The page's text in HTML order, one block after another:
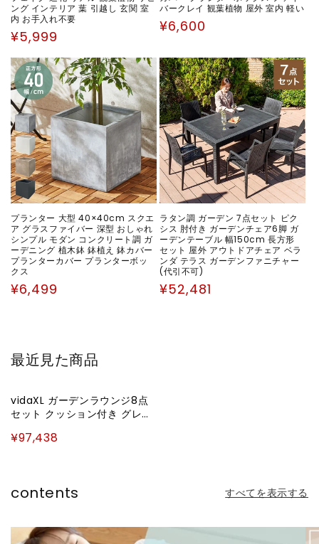
ング インテリア 葉 引越し 玄関 室
内 お手入れ不要
通
価
格
¥5,999
バークレイ 観葉植物 屋外 室内 軽い
通
価
格
¥6,600
プランター 大型 40×40cm スクエ
ア グラスファイバー 深型 おしゃれ
シンプル モダン コンクリート調 ガ
ーデニング 植木鉢 鉢植え 鉢カバー
プランターカバー プランターボッ
クス
通
¥6,499
ラタン調 ガーデン 7点セット ピク
シス 肘付き ガーデンチェア6脚 ガ
ーデンテーブル 幅150cm 長方形
セット 屋外 アウトドアチェア ベラ
ンダ テラス ガーデンファニチャー
(代引不可)
通
¥52,481
最近見た商品
vidaXL ガーデンラウンジ8点
セット クッション付き グレー
家具 屋外椅子 屋外用組み合わ
¥97,438
contents すべてを表示する